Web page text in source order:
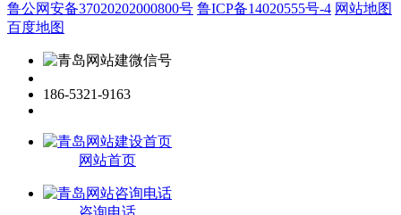
鲁公网安备37020202000800号 鲁ICP备14020555号-4 网站地图
百度地图
186-5321-9163
网站首页